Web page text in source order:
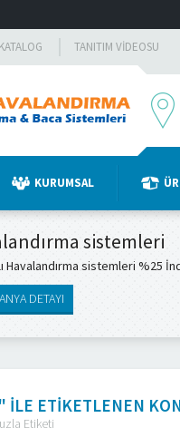
TANITIM VIDEOSU
KURUMSAL
sistemleri
Havalandırma sistemleri %25
DETAYI
ILE ETIKETLENEN
Etiketi